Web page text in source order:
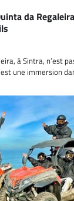
da
à Sintra, n’est
une immersion